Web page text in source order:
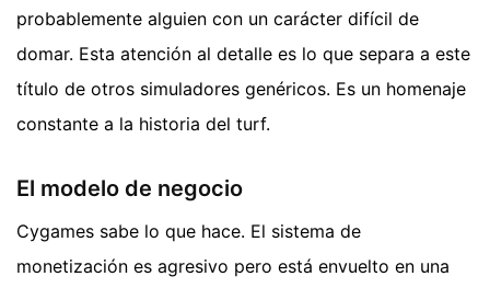
probablemente alguien con un carácter difícil de
domar. Esta atención al detalle es lo que separa a este
título de otros simuladores genéricos. Es un homenaje
constante a la historia del turf.
El modelo de negocio
Cygames sabe lo que hace. El sistema de
monetización es agresivo pero está envuelto en una